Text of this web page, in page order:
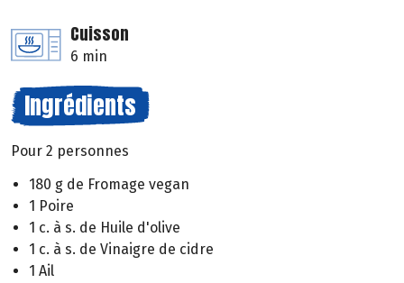
Cuisson
6 min
Ingrédients
Pour 2 personnes
180 g de Fromage vegan
1 Poire
1 c. à s. de Huile d'olive
1 c. à s. de Vinaigre de cidre
1 Ail